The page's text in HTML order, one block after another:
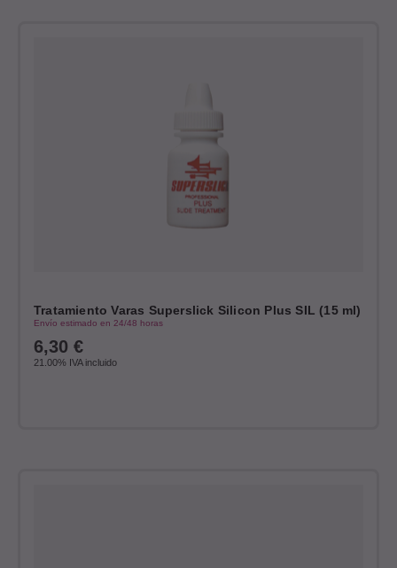
Tratamiento Varas Superslick Silicon Plus SIL (15 ml)
Envío estimado en 24/48 horas
6,30 €
21.00% IVA incluido